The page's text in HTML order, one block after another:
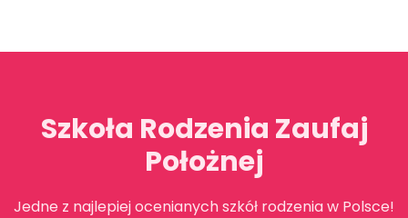
Szkoła Rodzenia Zaufaj
Położnej
Jedne z najlepiej ocenianych szkół rodzenia w Polsce!